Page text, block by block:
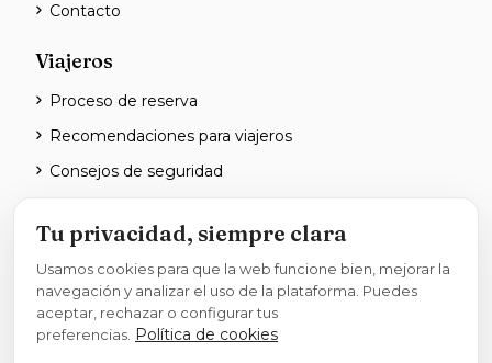
Tu privacidad, siempre clara
Usamos cookies para que la web funcione bien, mejorar la
navegación y analizar el uso de la plataforma. Puedes
aceptar, rechazar o configurar tus
preferencias. Política de cookies
Contacto
Viajeros
Proceso de reserva
Recomendaciones para viajeros
Consejos de seguridad
Anfitriones
Hazte anfitrión
Planes para anfitriones
Cómo publicar un alojamiento